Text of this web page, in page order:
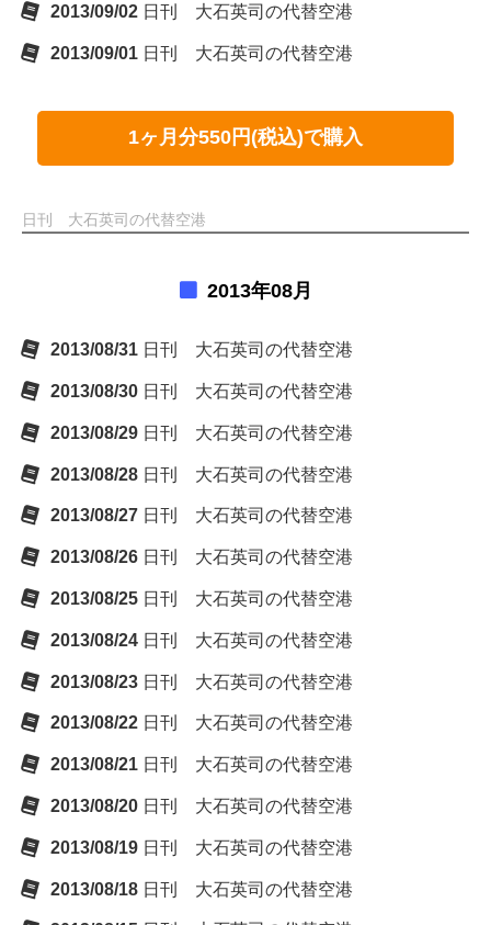
2013/09/02 日刊 大石英司の代替空港
2013/09/01 日刊 大石英司の代替空港
1ヶ月分550円(税込)で購入
日刊 大石英司の代替空港
2013年08月
2013/08/31 日刊 大石英司の代替空港
2013/08/30 日刊 大石英司の代替空港
2013/08/29 日刊 大石英司の代替空港
2013/08/28 日刊 大石英司の代替空港
2013/08/27 日刊 大石英司の代替空港
2013/08/26 日刊 大石英司の代替空港
2013/08/25 日刊 大石英司の代替空港
2013/08/24 日刊 大石英司の代替空港
2013/08/23 日刊 大石英司の代替空港
2013/08/22 日刊 大石英司の代替空港
2013/08/21 日刊 大石英司の代替空港
2013/08/20 日刊 大石英司の代替空港
2013/08/19 日刊 大石英司の代替空港
2013/08/18 日刊 大石英司の代替空港